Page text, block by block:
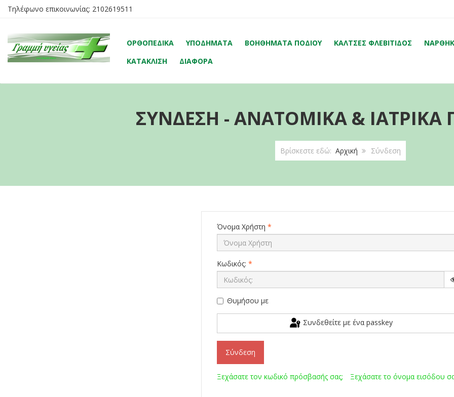
Τηλέφωνο επικοινωνίας: 2102619511
ΟΡΘΟΠΕΔΙΚΆ ΥΠΟΔΉΜΑΤΑ ΒΟΗΘΉΜΑΤΑ ΠΟΔΙΟΎ ΚΆΛΤΣΕΣ ΦΛΕΒΊΤΙΔΟΣ
ΚΑΤΆΚΛΙΣΗ
ΔΙΆΦΟΡΑ
ΣΎΝΔΕΣΗ - ΑΝΑΤΟΜΙΚΆ & ΙΑΤΡΙΚΆ
Βρίσκεστε εδώ: Αρχική Σύνδεση
Όνομα Χρήστη *
Κωδικός: *
Θυμήσου με
Συνδεθείτε με ένα passkey
Σύνδεση
Ξεχάσατε τον κωδικό πρόσβασής σας; Ξεχάσατε το όνομα εισόδου